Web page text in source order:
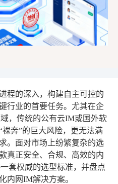
程的深入，构建自主可控的
行业的首要任务。尤其在企
，传统的公有云IM或国外软
奔”的巨大风险，更无法满
。面对市场上纷繁复杂的选
真正安全、合规、高效的内
套权威的选型标准，并盘点
内网IM解决方案。